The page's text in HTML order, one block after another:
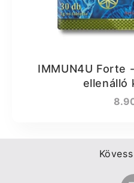
IMMUN4U Forte
ellenálló